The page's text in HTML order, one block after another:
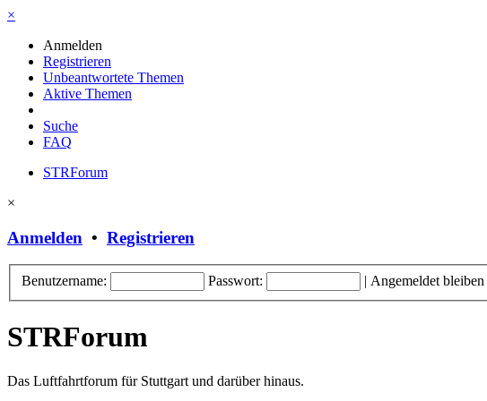
×
Anmelden
Registrieren
Unbeantwortete Themen
Aktive Themen
Suche
FAQ
STRForum
×
Anmelden • Registrieren
Benutzername: Passwort: | Angemeldet bleiben
STRForum
Das Luftfahrtforum für Stuttgart und darüber hinaus.